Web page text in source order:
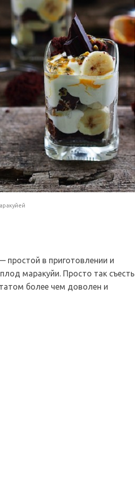
простой в приготовлении и
маракуйи. Просто так съесть
более чем доволен и